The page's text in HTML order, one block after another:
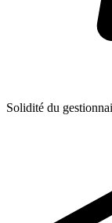
Solidité du